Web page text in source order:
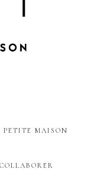
PETITE MAISON
COLLABORER